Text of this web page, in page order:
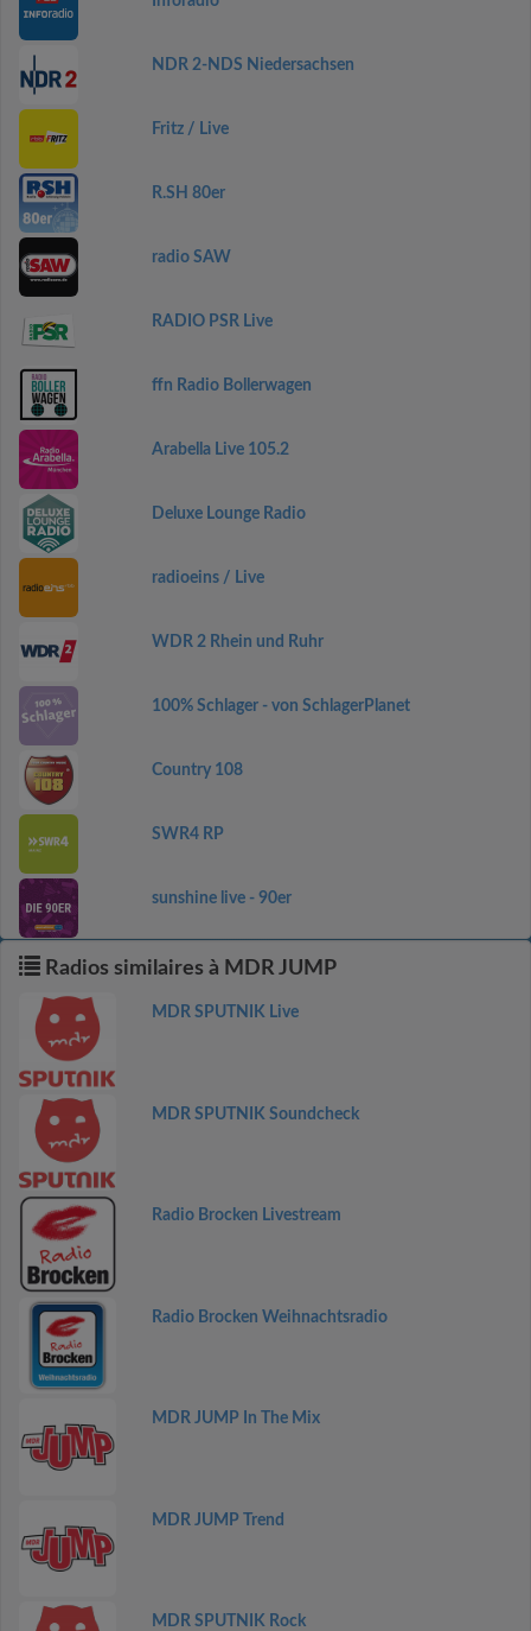
NDR 2-NDS Niedersachsen
Fritz / Live
R.SH 80er
radio SAW
RADIO PSR Live
ffn Radio Bollerwagen
Arabella Live 105.2
Deluxe Lounge Radio
radioeins / Live
WDR 2 Rhein und Ruhr
100% Schlager - von SchlagerPlanet
Country 108
SWR4 RP
sunshine live - 90er
Radios similaires à MDR JUMP
MDR SPUTNIK Live
MDR SPUTNIK Soundcheck
Radio Brocken Livestream
Radio Brocken Weihnachtsradio
MDR JUMP In The Mix
MDR JUMP Trend
MDR SPUTNIK Rock